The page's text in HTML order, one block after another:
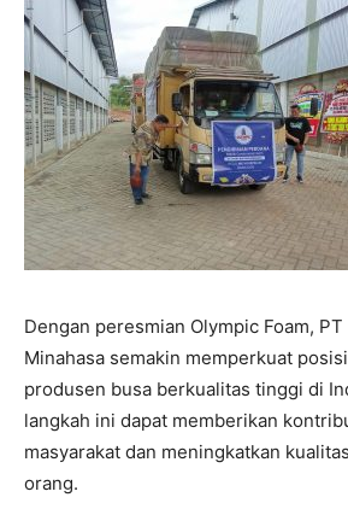
Dengan peresmian Olympic Foam,
Minahasa semakin memperkuat
produsen busa berkualitas tinggi di
langkah ini dapat memberikan
masyarakat dan meningkatkan
orang.